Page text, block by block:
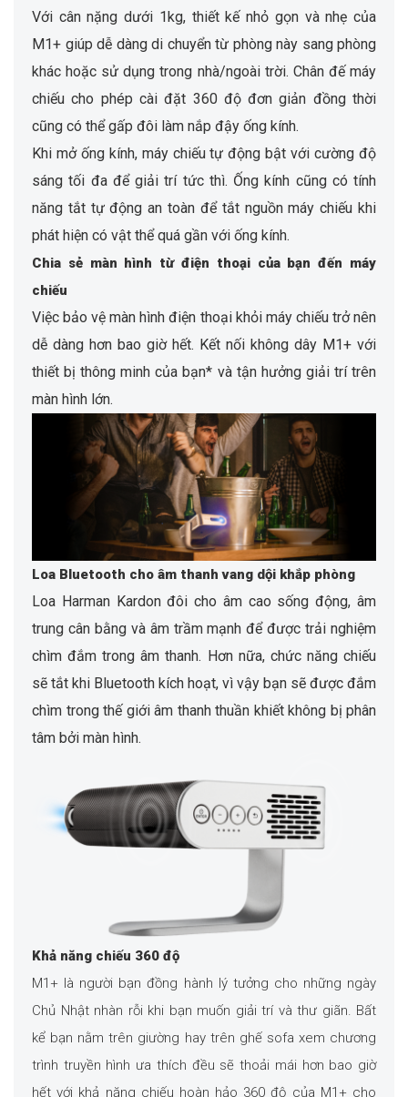
Với cân nặng dưới 1kg, thiết kế nhỏ gọn và nhẹ của
M1+ giúp dễ dàng di chuyển từ phòng này sang phòng
khác hoặc sử dụng trong nhà/ngoài trời. Chân đế máy
chiếu cho phép cài đặt 360 độ đơn giản đồng thời
cũng có thể gấp đôi làm nắp đậy ống kính.
Khi mở ống kính, máy chiếu tự động bật với cường độ
sáng tối đa để giải trí tức thì. Ống kính cũng có tính
năng tắt tự động an toàn để tắt nguồn máy chiếu khi
phát hiện có vật thể quá gần với ống kính.
Chia sẻ màn hình từ điện thoại của bạn đến máy
chiếu
Việc bảo vệ màn hình điện thoại khỏi máy chiếu trở nên
dễ dàng hơn bao giờ hết. Kết nối không dây M1+ với
thiết bị thông minh của bạn* và tận hưởng giải trí trên
màn hình lớn.
Loa Bluetooth cho âm thanh vang dội khắp phòng
Loa Harman Kardon đôi cho âm cao sống động, âm
trung cân bằng và âm trầm mạnh để được trải nghiệm
chìm đắm trong âm thanh. Hơn nữa, chức năng chiếu
sẽ tắt khi Bluetooth kích hoạt, vì vậy bạn sẽ được đắm
chìm trong thế giới âm thanh thuần khiết không bị phân
tâm bởi màn hình.
Khả năng chiếu 360 độ
M1+ là người bạn đồng hành lý tưởng cho những ngày
Chủ Nhật nhàn rỗi khi bạn muốn giải trí và thư giãn. Bất
kể bạn nằm trên giường hay trên ghế sofa xem chương
trình truyền hình ưa thích đều sẽ thoải mái hơn bao giờ
hết với khả năng chiếu hoàn hảo 360 độ của M1+ cho